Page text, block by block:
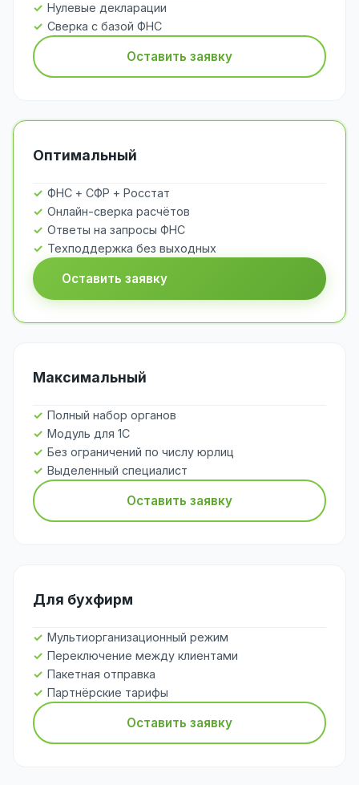
Нулевые декларации
Сверка с базой ФНС
Оставить заявку
Оптимальный
ФНС + СФР + Росстат
Онлайн-сверка расчётов
Ответы на запросы ФНС
Техподдержка без выходных
Оставить заявку
Максимальный
Полный набор органов
Модуль для 1С
Без ограничений по числу юрлиц
Выделенный специалист
Оставить заявку
Для бухфирм
Мультиорганизационный режим
Переключение между клиентами
Пакетная отправка
Партнёрские тарифы
Оставить заявку